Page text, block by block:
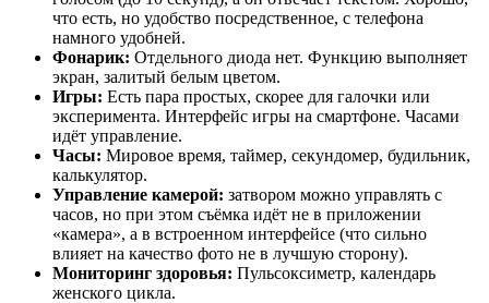
что есть, но удобство посредственное, с телефона
намного удобней.
Фонарик: Отдельного диода нет. Функцию выполняет
экран, залитый белым цветом.
Игры: Есть пара простых, скорее для галочки или
эксперимента. Интерфейс игры на смартфоне. Часами
идёт управление.
Часы: Мировое время, таймер, секундомер, будильник,
калькулятор.
Управление камерой: затвором можно управлять с
часов, но при этом съёмка идёт не в приложении
«камера», а в встроенном интерфейсе (что сильно
влияет на качество фото не в лучшую сторону).
Мониторинг здоровья: Пульсоксиметр, календарь
женского цикла.